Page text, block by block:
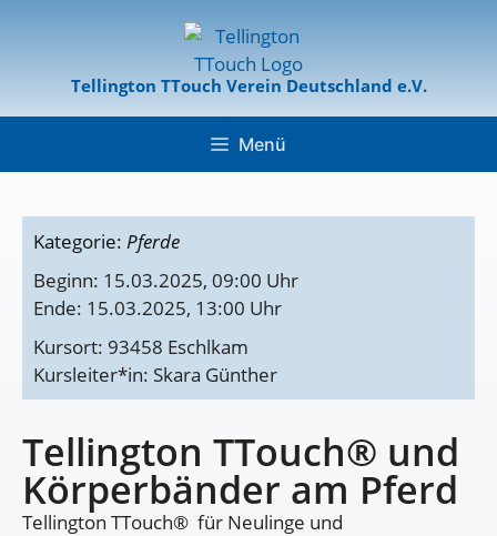
Tellington TTouch Verein Deutschland e.V.
Menü
Kategorie: Pferde
Beginn: 15.03.2025, 09:00 Uhr
Ende: 15.03.2025, 13:00 Uhr
Kursort: 93458 Eschlkam
Kursleiter*in: Skara Günther
Tellington TTouch® und
Körperbänder am Pferd
Tellington TTouch® für Neulinge und